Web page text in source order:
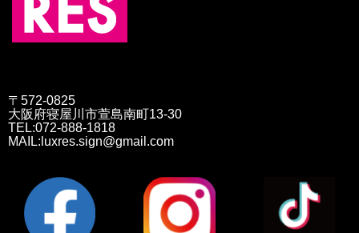
〒572-0825
大阪府寝屋川市萱島南町13-30
TEL:072-888-1818
MAIL:luxres.sign@gmail.com